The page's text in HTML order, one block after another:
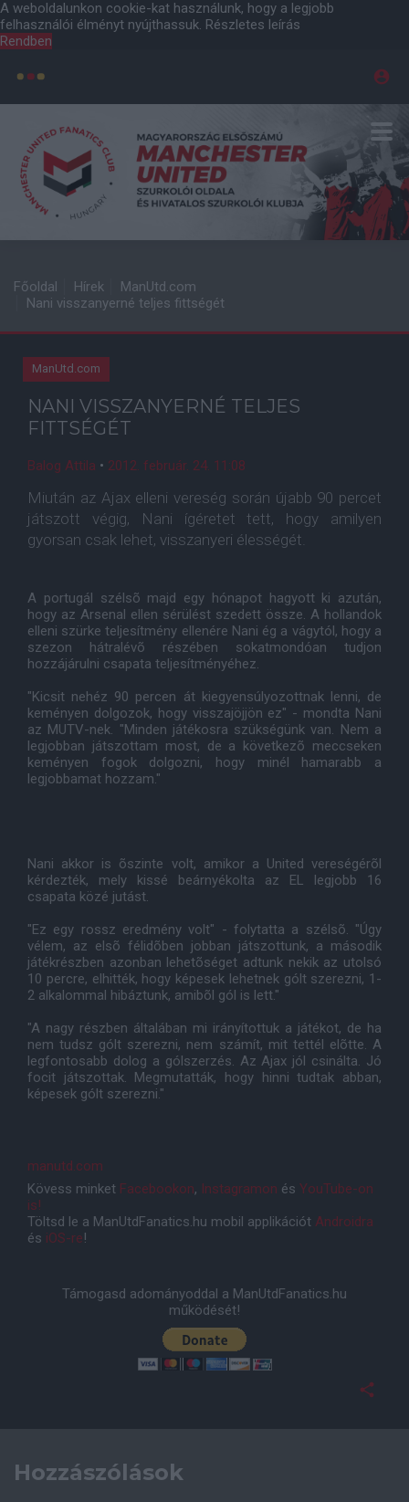
A weboldalunkon cookie-kat használunk, hogy a legjobb
felhasználói élményt nyújthassuk. Részletes leírás
Rendben
Főoldal Hírek
ManUtd.com
Nani visszanyerné teljes fittségét
ManUtd.com
NANI VISSZANYERNÉ TELJES
FITTSÉGÉT
Balog Attila • 2012. február. 24. 11:08
Miután az Ajax elleni vereség során újabb 90 percet
játszott végig, Nani ígéretet tett, hogy amilyen
gyorsan csak lehet, visszanyeri élességét.
A portugál szélsõ majd egy hónapot hagyott ki azután,
hogy az Arsenal ellen sérülést szedett össze. A hollandok
elleni szürke teljesítmény ellenére Nani ég a vágytól, hogy a
szezon hátralévõ részében sokatmondóan tudjon
hozzájárulni csapata teljesítményéhez.
"Kicsit nehéz 90 percen át kiegyensúlyozottnak lenni, de
keményen dolgozok, hogy visszajöjjön ez" - mondta Nani
az MUTV-nek. "Minden játékosra szükségünk van. Nem a
legjobban játszottam most, de a következõ meccseken
keményen fogok dolgozni, hogy minél hamarabb a
legjobbamat hozzam."
Nani akkor is õszinte volt, amikor a United vereségérõl
kérdezték, mely kissé beárnyékolta az EL legjobb 16
csapata közé jutást.
"Ez egy rossz eredmény volt" - folytatta a szélsõ. "Úgy
vélem, az elsõ félidõben jobban játszottunk, a második
játékrészben azonban lehetõséget adtunk nekik az utolsó
10 percre, elhitték, hogy képesek lehetnek gólt szerezni, 1-
2 alkalommal hibáztunk, amibõl gól is lett."
"A nagy részben általában mi irányítottuk a játékot, de ha
nem tudsz gólt szerezni, nem számít, mit tettél elõtte. A
legfontosabb dolog a gólszerzés. Az Ajax jól csinálta. Jó
focit játszottak. Megmutatták, hogy hinni tudtak abban,
képesek gólt szerezni."
manutd.com
Kövess minket Facebookon, Instagramon és YouTube-on
is!
Töltsd le a ManUtdFanatics.hu mobil applikációt Androidra
és iOS-re!
Támogasd adományoddal a ManUtdFanatics.hu
működését!
Hozzászólások